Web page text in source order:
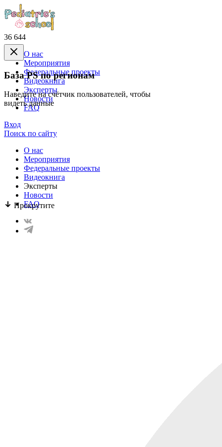
36 644
База PS по регионам
Наведите на счётчик пользователей, чтобы
видеть данные
Прокрутите
О нас
Mероприятия
Федеральные проекты
Видеокнига
Эксперты
Новости
FAQ
Вход
Поиск по сайту
О нас
Mероприятия
Федеральные проекты
Видеокнига
Эксперты
Новости
FAQ